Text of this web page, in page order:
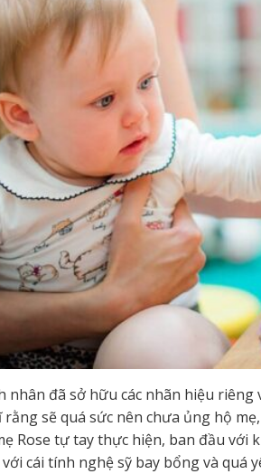
nhân đã sở hữu các nhãn hiệu
rằng sẽ quá sức nên chưa ủng hộ
Rose tự tay thực hiện, ban đầu
cái tính nghệ sỹ bay bổng và